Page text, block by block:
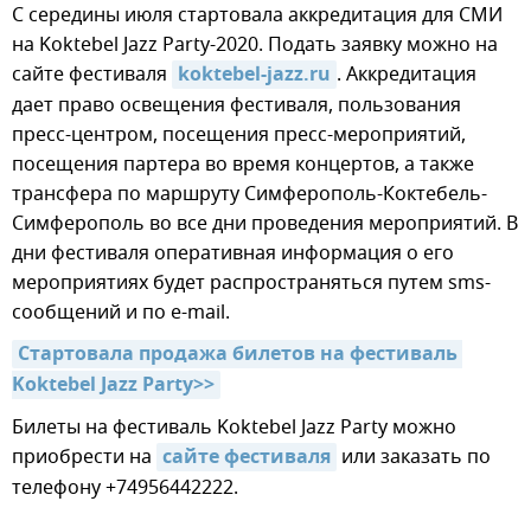
С середины июля стартовала аккредитация для СМИ
на Koktebel Jazz Party-2020. Подать заявку можно на
сайте фестиваля koktebel-jazz.ru . Аккредитация
дает право освещения фестиваля, пользования
пресс-центром, посещения пресс-мероприятий,
посещения партера во время концертов, а также
трансфера по маршруту Симферополь-Коктебель-
Симферополь во все дни проведения мероприятий. В
дни фестиваля оперативная информация о его
мероприятиях будет распространяться путем sms-
сообщений и по e-mail.
Стартовала продажа билетов на фестиваль
Koktebel Jazz Party>>
Билеты на фестиваль Koktebel Jazz Party можно
приобрести на сайте фестиваля или заказать по
телефону +74956442222.